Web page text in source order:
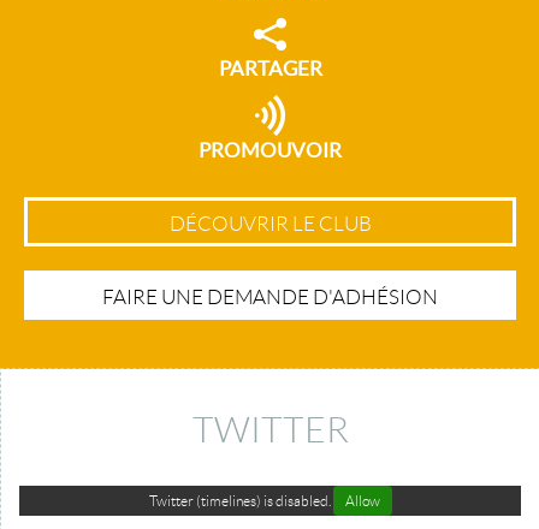
PARTAGER
PROMOUVOIR
DÉCOUVRIR LE CLUB
FAIRE UNE DEMANDE D'ADHÉSION
TWITTER
Twitter (timelines) is disabled. Allow